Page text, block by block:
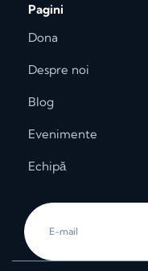
Pagini
Dona
Despre noi
Blog
Evenimente
Echipă